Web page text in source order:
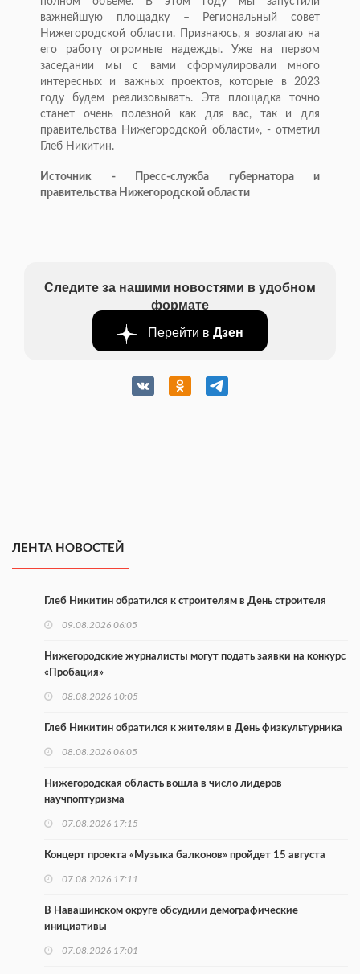
важнейшую площадку – Региональный совет
Нижегородской области. Признаюсь, я возлагаю на
его работу огромные надежды. Уже на первом
заседании мы с вами сформулировали много
интересных и важных проектов, которые в 2023
году будем реализовывать. Эта площадка точно
станет очень полезной как для вас, так и для
правительства Нижегородской области», - отметил
Глеб Никитин.
Источник - Пресс-служба губернатора и
правительства Нижегородской области
Следите за нашими новостями в удобном
формате
Перейти в Дзен
ЛЕНТА НОВОСТЕЙ
Глеб Никитин обратился к строителям в День строителя
09.08.2026 06:05
Нижегородские журналисты могут подать заявки на конкурс
«Пробация»
08.08.2026 10:05
Глеб Никитин обратился к жителям в День физкультурника
08.08.2026 06:05
Нижегородская область вошла в число лидеров
научпоптуризма
07.08.2026 17:15
Концерт проекта «Музыка балконов» пройдет 15 августа
07.08.2026 17:11
В Навашинском округе обсудили демографические
инициативы
07.08.2026 17:01